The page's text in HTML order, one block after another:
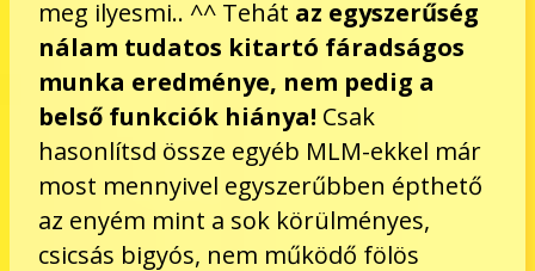
meg ilyesmi.. ^^ Tehát az egyszerűség
nálam tudatos kitartó fáradságos
munka eredménye, nem pedig a
belső funkciók hiánya! Csak
hasonlítsd össze egyéb MLM-ekkel már
most mennyivel egyszerűbben épthető
az enyém mint a sok körülményes,
csicsás bigyós, nem működő fölös